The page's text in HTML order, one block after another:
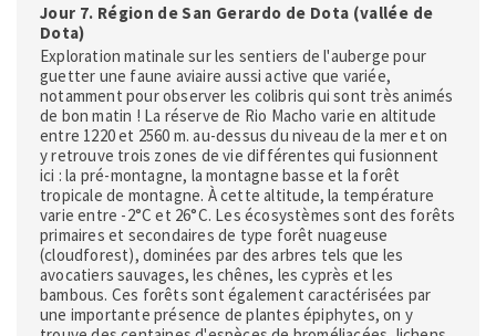
Jour 7. Région de San Gerardo de Dota (vallée de
Dota)
Exploration matinale sur les sentiers de l'auberge pour
guetter une faune aviaire aussi active que variée,
notamment pour observer les colibris qui sont très animés
de bon matin ! La réserve de Rio Macho varie en altitude
entre 1220 et 2560 m. au-dessus du niveau de la mer et on
y retrouve trois zones de vie différentes qui fusionnent
ici : la pré-montagne, la montagne basse et la forêt
tropicale de montagne. À cette altitude, la température
varie entre -2°C et 26°C. Les écosystèmes sont des forêts
primaires et secondaires de type forêt nuageuse
(cloudforest), dominées par des arbres tels que les
avocatiers sauvages, les chênes, les cyprès et les
bambous. Ces forêts sont également caractérisées par
une importante présence de plantes épiphytes, on y